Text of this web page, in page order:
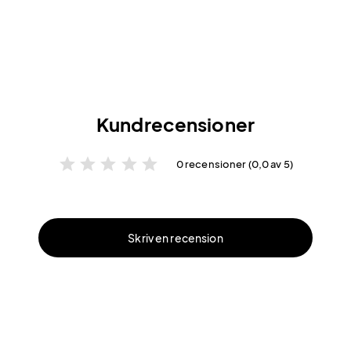
Kundrecensioner
star star star star star 0 recensioner (0,0 av 5)
Skriv en recension